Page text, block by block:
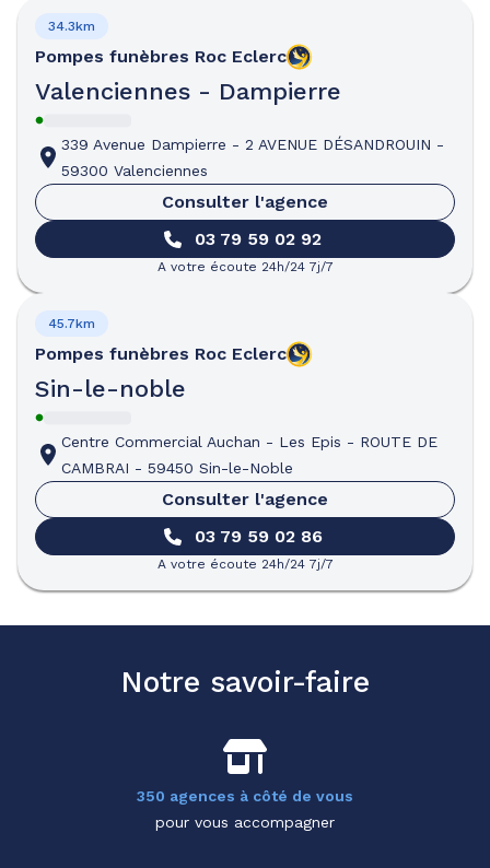
Pompes funèbres Roc Eclerc
Valenciennes - Dampierre
34.3km
339 Avenue Dampierre - 2 AVENUE DÉSANDROUIN -
59300 Valenciennes
Consulter l'agence
03 79 59 02 92
A votre écoute 24h/24 7j/7
Pompes funèbres Roc Eclerc
Sin-le-noble
45.7km
Centre Commercial Auchan - Les Epis - ROUTE DE
CAMBRAI - 59450 Sin-le-Noble
Consulter l'agence
03 79 59 02 86
A votre écoute 24h/24 7j/7
Notre savoir-faire
350 agences à côté de vous
pour vous accompagner